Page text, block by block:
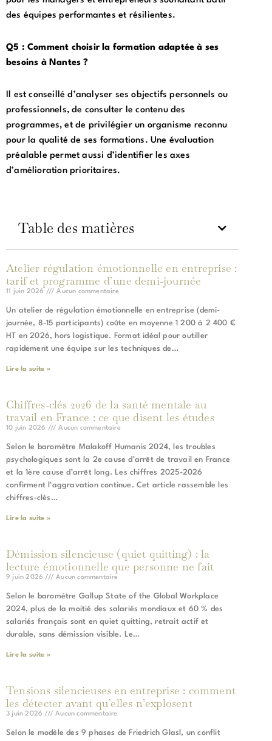
des équipes performantes et résilientes.
Q5 : Comment choisir la formation adaptée à ses
besoins à Nantes ?
Il est conseillé d’analyser ses objectifs personnels ou
professionnels, de consulter le contenu des
programmes, et de privilégier un organisme reconnu
pour la qualité de ses formations. Une évaluation
préalable permet aussi d’identifier les axes
d’amélioration prioritaires.
Table des matières
Atelier régulation émotionnelle en entreprise :
tarif et programme d’une demi-journée
11 juin 2026 Aucun commentaire
Un atelier de régulation émotionnelle en entreprise (demi-
journée, 8-15 participants) coûte en moyenne 1 200 à 2 400 €
HT en 2026, hors logistique. Format idéal pour outiller
rapidement une équipe sur les techniques de…
Lire la suite »
Chiffres-clés 2026 de la santé mentale au
travail en France : ce que disent les études
10 juin 2026 Aucun commentaire
Selon le baromètre Malakoff Humanis 2024, les troubles
psychologiques sont la 2e cause d’arrêt de travail en France
et la 1ère cause d’arrêt long. Les chiffres 2025-2026
confirment l’aggravation continue. Cet article rassemble les
chiffres-clés…
Lire la suite »
Démission silencieuse (quiet quitting) : la
lecture émotionnelle que personne ne fait
9 juin 2026 Aucun commentaire
Selon le baromètre Gallup State of the Global Workplace
2024, plus de la moitié des salariés mondiaux et 60 % des
salariés français sont en quiet quitting, retrait actif et
durable, sans démission visible. Le…
Lire la suite »
Tensions silencieuses en entreprise : comment
les détecter avant qu’elles n’explosent
3 juin 2026 Aucun commentaire
Selon le modèle des 9 phases de Friedrich Glasl, un conflit